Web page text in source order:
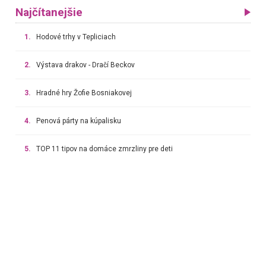
Najčítanejšie
1. Hodové trhy v Tepliciach
2. Výstava drakov - Dračí Beckov
3. Hradné hry Žofie Bosniakovej
4. Penová párty na kúpalisku
5. TOP 11 tipov na domáce zmrzliny pre deti